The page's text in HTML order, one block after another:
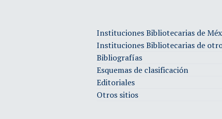
Instituciones Bibliotecarias de
Instituciones Bibliotecarias de
Bibliografías
Esquemas de clasificación
Editoriales
Otros sitios